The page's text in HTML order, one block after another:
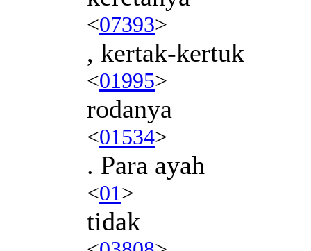
<07393>
, kertak-kertuk
<01995>
rodanya
<01534>
. Para ayah
<01>
tidak